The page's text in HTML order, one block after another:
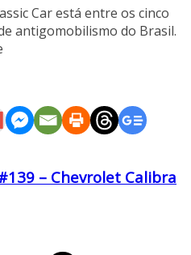
Car está entre os cinco
antigomobilismo do Brasil.
– Chevrolet Calibra